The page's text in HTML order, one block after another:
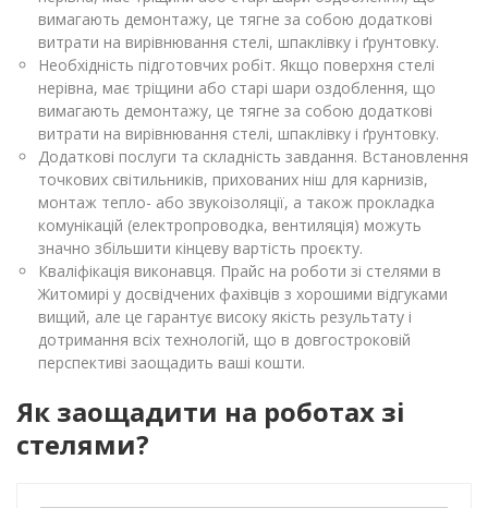
вимагають демонтажу, це тягне за собою додаткові
витрати на вирівнювання стелі, шпаклівку і ґрунтовку.
Необхідність підготовчих робіт. Якщо поверхня стелі
нерівна, має тріщини або старі шари оздоблення, що
вимагають демонтажу, це тягне за собою додаткові
витрати на вирівнювання стелі, шпаклівку і ґрунтовку.
Додаткові послуги та складність завдання. Встановлення
точкових світильників, прихованих ніш для карнизів,
монтаж тепло- або звукоізоляції, а також прокладка
комунікацій (електропроводка, вентиляція) можуть
значно збільшити кінцеву вартість проєкту.
Кваліфікація виконавця. Прайс на роботи зі стелями в
Житомирі у досвідчених фахівців з хорошими відгуками
вищий, але це гарантує високу якість результату і
дотримання всіх технологій, що в довгостроковій
перспективі заощадить ваші кошти.
Як заощадити на роботах зі
стелями?